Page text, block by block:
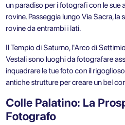
un paradiso per i fotografi con le sue
rovine. Passeggia lungo Via Sacra, la
rovine da entrambi i lati.
Il Tempio di Saturno, l'Arco di
Vestali sono luoghi da fotografare
inquadrare le tue foto con il
antiche strutture per creare un bel
Colle Palatino: La
Fotografo